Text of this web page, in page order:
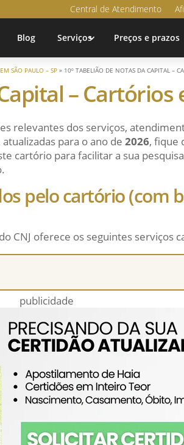
Central de Atendimento
Blog Serviços Preços e prazos
SÃO PAULO – SP » 10º TABELIÃO DE NOTAS DA CAPITAL –
– Cartórios
relevantes dos serviços,
atualizadas para o ano de 2026, fique
cartório para facilitar a sua
pelo cartório (com
CNJ oferece os seguintes serviços
publicidade